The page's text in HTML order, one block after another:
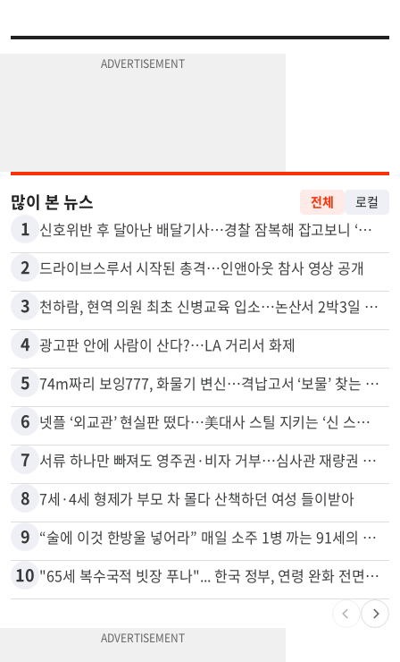
많이 본 뉴스 전체 로컬
1 신호위반 후 달아난 배달기사…경찰 잠복해 잡고보니 ‘반전’
2 드라이브스루서 시작된 총격…인앤아웃 참사 영상 공개
3 천하람, 현역 의원 최초 신병교육 입소…논산서 2박3일 생활
4 광고판 안에 사람이 산다?…LA 거리서 화제
5 74m짜리 보잉777, 화물기 변신…격납고서 ‘보물’ 찾는 인천공항
6 넷플 ‘외교관’ 현실판 떴다…美대사 스틸 지키는 ‘신 스틸러’
7 서류 하나만 빠져도 영주권·비자 거부…심사관 재량권 대폭 확대
8 7세·4세 형제가 부모 차 몰다 산책하던 여성 들이받아
9 “술에 이것 한방울 넣어라” 매일 소주 1병 까는 91세의 철칙
10 "65세 복수국적 빗장 푸나"... 한국 정부, 연령 완화 전면 추진